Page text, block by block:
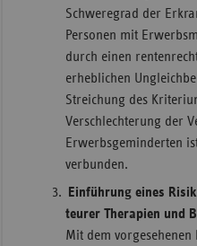
Schweregrad der
Personen mit
durch einen
erheblichen
Streichung des
Verschlechterung der
Erwerbsgeminderten
verbunden.
Einführung eines
teurer Therapien und
Mit dem